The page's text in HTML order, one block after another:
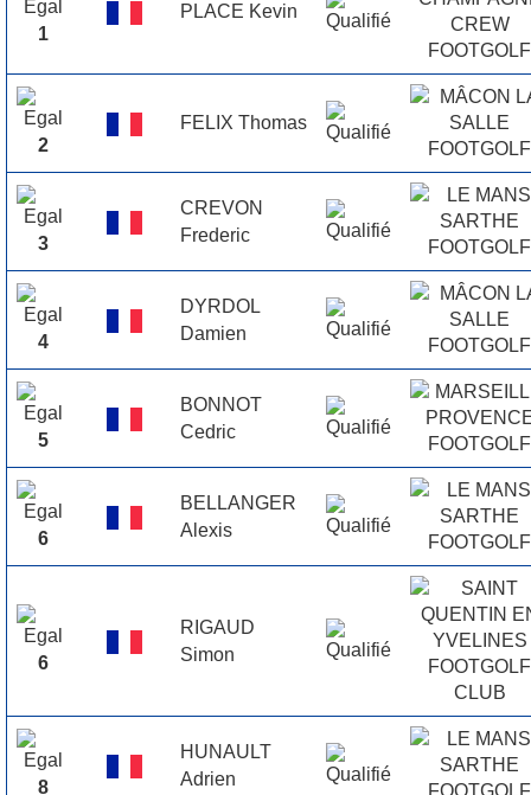
1
PLACE Kevin
2
FELIX Thomas
3
CREVON
Frederic
4
DYRDOL
Damien
5
BONNOT
Cedric
6
BELLANGER
Alexis
6
RIGAUD
Simon
8
HUNAULT
Adrien